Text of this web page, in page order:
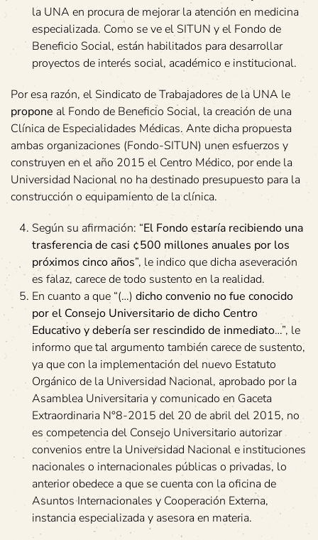
la UNA en procura de mejorar la atención en medicina
especializada. Como se ve el SITUN y el Fondo de
Beneficio Social, están habilitados para desarrollar
proyectos de interés social, académico e institucional.
Por esa razón, el Sindicato de Trabajadores de la UNA le
propone al Fondo de Beneficio Social, la creación de una
Clínica de Especialidades Médicas. Ante dicha propuesta
ambas organizaciones (Fondo-SITUN) unen esfuerzos y
construyen en el año 2015 el Centro Médico, por ende la
Universidad Nacional no ha destinado presupuesto para la
construcción o equipamiento de la clínica.
Según su afirmación: “El Fondo estaría recibiendo una
trasferencia de casi ¢500 millones anuales por los
próximos cinco años”, le indico que dicha aseveración
es falaz, carece de todo sustento en la realidad.
En cuanto a que “(…) dicho convenio no fue conocido
por el Consejo Universitario de dicho Centro
Educativo y debería ser rescindido de inmediato…”, le
informo que tal argumento también carece de sustento,
ya que con la implementación del nuevo Estatuto
Orgánico de la Universidad Nacional, aprobado por la
Asamblea Universitaria y comunicado en Gaceta
Extraordinaria N°8-2015 del 20 de abril del 2015, no
es competencia del Consejo Universitario autorizar
convenios entre la Universidad Nacional e instituciones
nacionales o internacionales públicas o privadas, lo
anterior obedece a que se cuenta con la oficina de
Asuntos Internacionales y Cooperación Externa,
instancia especializada y asesora en materia.